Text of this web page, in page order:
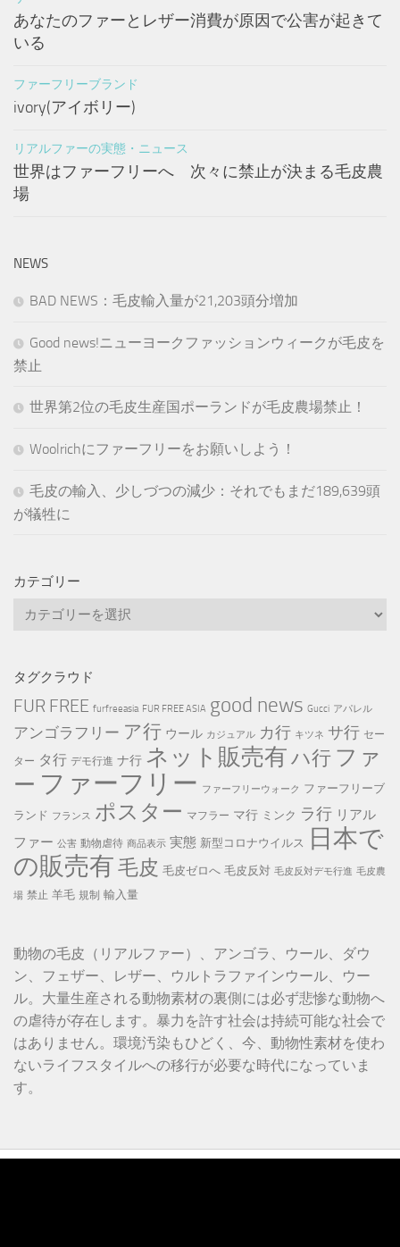
あなたのファーとレザー消費が原因で公害が起きて
いる
ファーフリーブランド
ivory(アイボリー)
リアルファーの実態・ニュース
世界はファーフリーへ 次々に禁止が決まる毛皮農
場
NEWS
BAD NEWS：毛皮輸入量が21,203頭分増加
Good news!ニューヨークファッションウィークが毛皮を
禁止
世界第2位の毛皮生産国ポーランドが毛皮農場禁止！
Woolrichにファーフリーをお願いしよう！
毛皮の輸入、少しづつの減少：それでもまだ189,639頭
が犠牲に
カテゴリー
カ
リ
ー
タグクラウド
FUR FREE furfreeasia FUR FREE ASIA good news Gucci アパレル
アンゴラフリー ア行 ウール カジュアル カ行 キツネ サ行 セー
ター タ行 デモ行進 ナ行 ネット販売有ハ行 ファ
ー ファーフリー ファーフリーウォーク ファーフリーブ
ランド フランス ポスター マフラー マ行 ミンク ラ行 リアル
ファー 公害 動物虐待 商品表示 実態 新型コロナウイルス
日本で
の販売有毛皮 毛皮ゼロへ 毛皮反対 毛皮反対デモ行進 毛皮農
場 禁止 羊毛 規制 輸入量
動物の毛皮（リアルファー）、アンゴラ、ウール、ダウ
ン、フェザー、レザー、ウルトラファインウール、ウー
ル。大量生産される動物素材の裏側には必ず悲惨な動物へ
の虐待が存在します。暴力を許す社会は持続可能な社会で
はありません。環境汚染もひどく、今、動物性素材を使わ
ないライフスタイルへの移行が必要な時代になっていま
す。